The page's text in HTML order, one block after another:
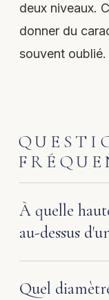
deux niveaux.
donner du
souvent oublié.
À quelle
au-dessus
Quel